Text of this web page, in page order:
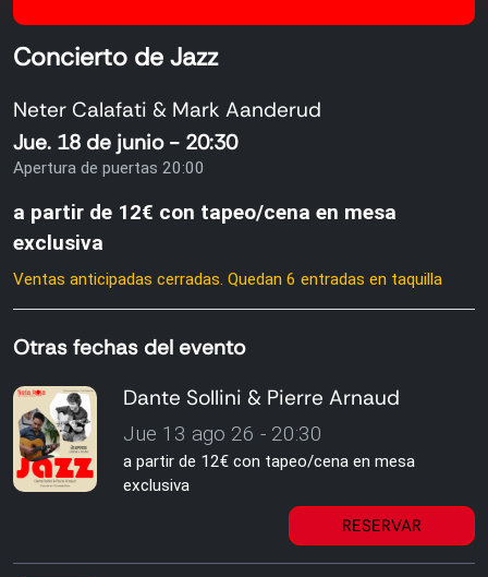
Concierto de Jazz
Neter Calafati & Mark Aanderud
Jue. 18 de junio - 20:30
Apertura de puertas 20:00
a partir de 12€ con tapeo/cena en mesa
exclusiva
Ventas anticipadas cerradas. Quedan 6 entradas en taquilla
Otras fechas del evento
Dante Sollini & Pierre Arnaud
Jue 13 ago 26 - 20:30
a partir de 12€ con tapeo/cena en mesa
exclusiva
RESERVAR